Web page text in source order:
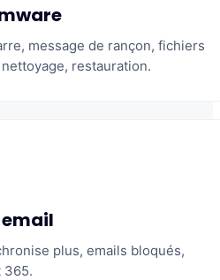
message de rançon, fichiers
restauration.
email
plus, emails bloqués,
365.